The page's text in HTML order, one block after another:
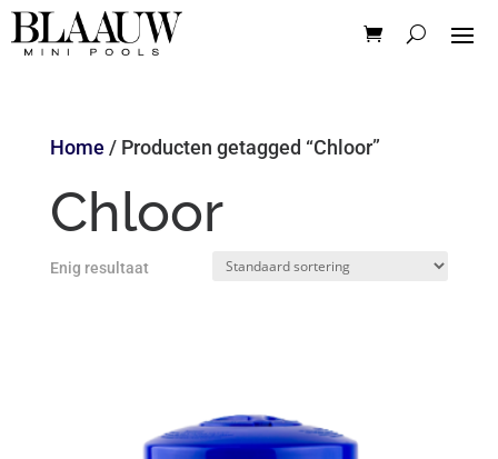
Home / Producten getagged “Chloor”
Chloor
Enig resultaat